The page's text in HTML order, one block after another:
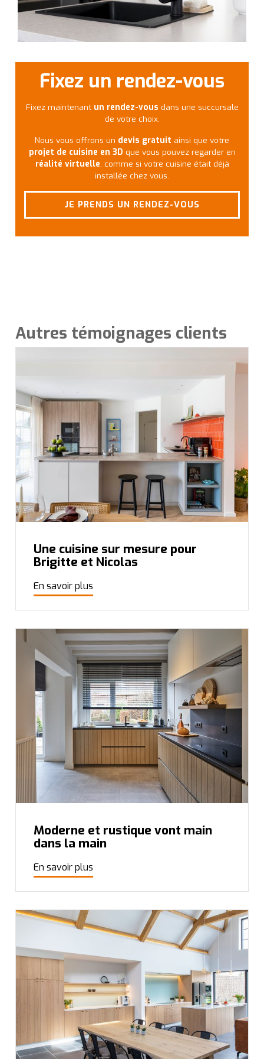
Fixez un rendez-vous
Fixez maintenant un rendez-vous dans une succursale
de votre choix.
Nous vous offrons un devis gratuit ainsi que votre
projet de cuisine en 3D que vous pouvez regarder en
réalité virtuelle , comme si votre cuisine était déjà
installée chez vous.
JE PRENDS UN RENDEZ-VOUS
Autres témoignages clients
Une cuisine sur mesure pour
Brigitte et Nicolas
En savoir plus
Moderne et rustique vont main
dans la main
En savoir plus